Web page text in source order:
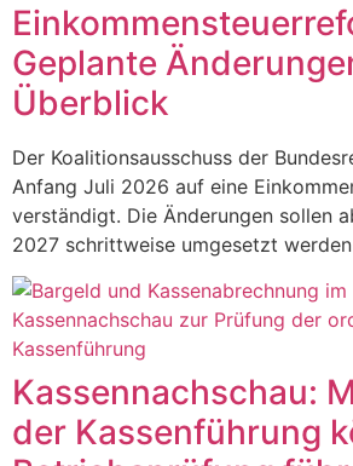
Geplante
Überblick
Der Koalitionsausschuss der
Anfang Juli 2026 auf eine
verständigt. Die Änderungen sollen
2027 schrittweise umgesetzt
Kassennachschau:
der Kassenführung